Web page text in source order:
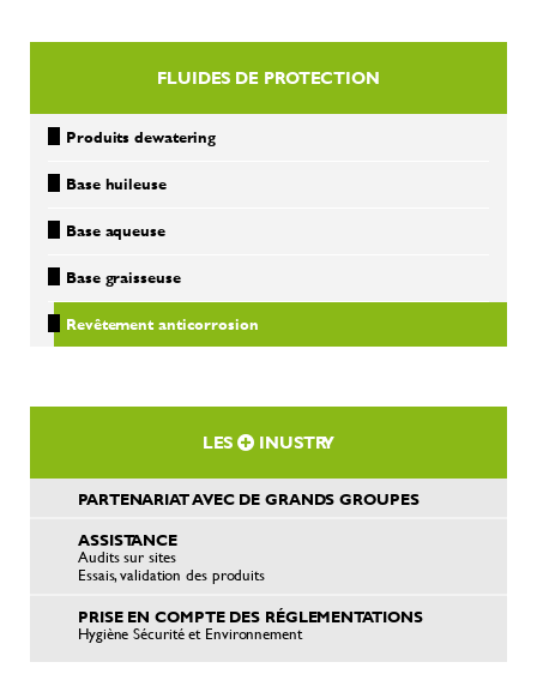
FLUIDES DE PROTECTION
Produits dewatering
Base huileuse
Base aqueuse
Base graisseuse
Revêtement anticorrosion
LES INUSTRY
PARTENARIAT AVEC DE GRANDS GROUPES
ASSISTANCE
Audits sur sites
Essais, validation des produits
PRISE EN COMPTE DES RÉGLEMENTATIONS
Hygiène Sécurité et Environnement